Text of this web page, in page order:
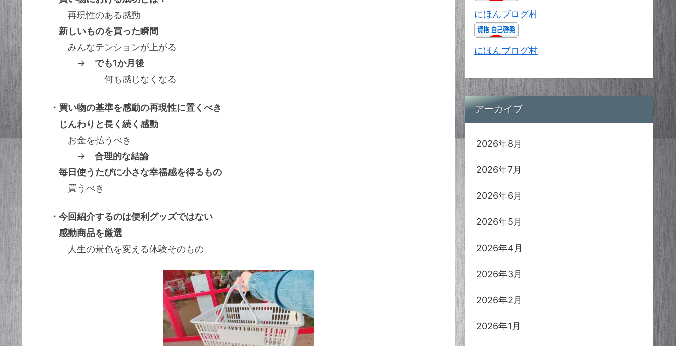
再現性のある感動
新しいものを買った瞬間
みんなテンションが上がる
→ でも1か月後
何も感じなくなる
・買い物の基準を感動の再現性に置くべき
じんわりと長く続く感動
お金を払うべき
→ 合理的な結論
毎日使うたびに小さな幸福感を得るもの
買うべき
・今回紹介するのは便利グッズではない
感動商品を厳選
人生の景色を変える体験そのもの
にほんブログ村
にほんブログ村
アーカイブ
2026年8月
2026年7月
2026年6月
2026年5月
2026年4月
2026年3月
2026年2月
2026年1月